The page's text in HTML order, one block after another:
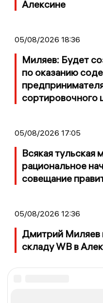
Алексине
05/08/2026 18:36
Миляев: Будет
по оказанию
сортировочного
05/08/2026 17:05
Всякая тульская
рациональное
совещание
05/08/2026 12:36
Дмитрий Миляев
складу WB в